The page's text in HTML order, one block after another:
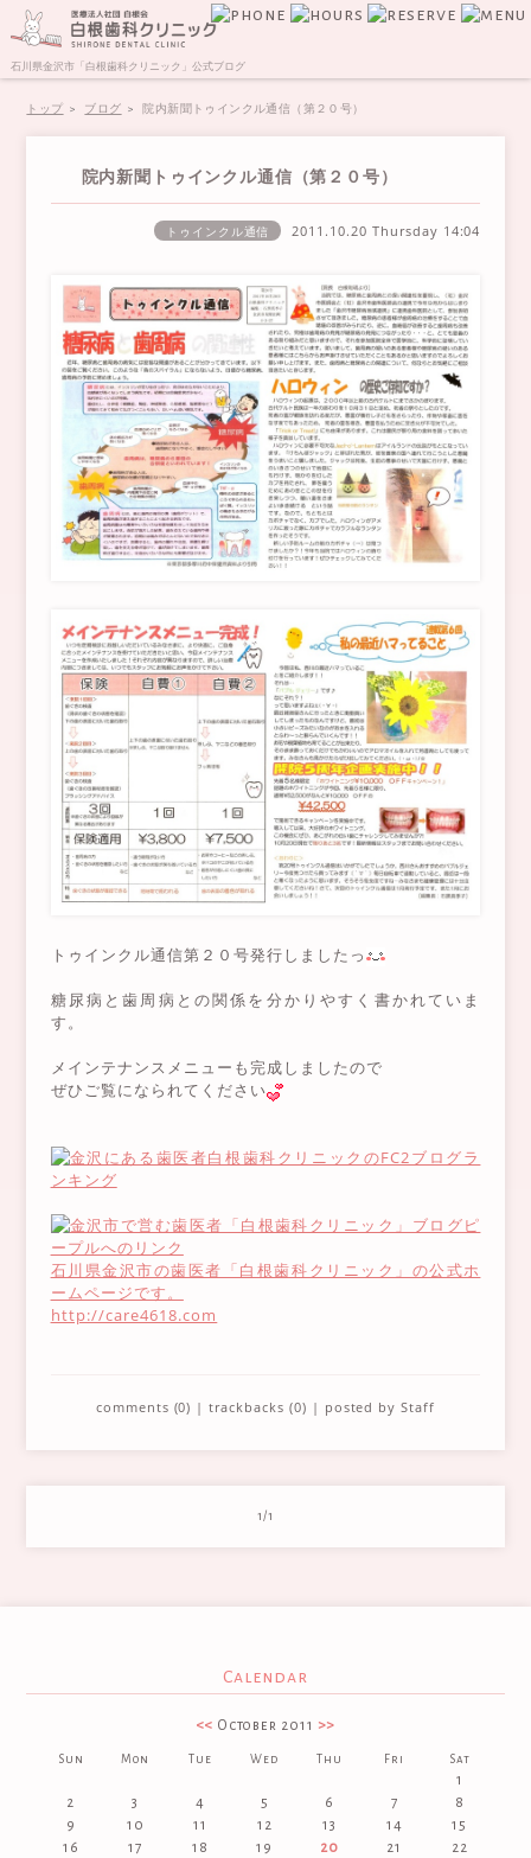
石川県金沢市「白根歯科クリニック」公式ブログ
トップ ブログ 院内新聞トゥインクル通信（第２０号）
院内新聞トゥインクル通信（第２０号）
トゥインクル通信 2011.10.20 Thursday 14:04
トゥインクル通信第２０号発行しましたっ
糖尿病と歯周病との関係を分かりやすく書かれていま
す。
メインテナンスメニューも完成しましたので
ぜひご覧になられてください
石川県金沢市の歯医者「白根歯科クリニック」の公式ホ
ームページです。
http://care4618.com
comments (0) |trackbacks (0) | posted byStaff
1/1
Calendar
<< October 2011 >>
Sun Mon Tue Wed Thu Fri Sat
1
2
3 4 5 6 7
8
9
10 11 12 13 14
15
16
17 18 19 20 21
22